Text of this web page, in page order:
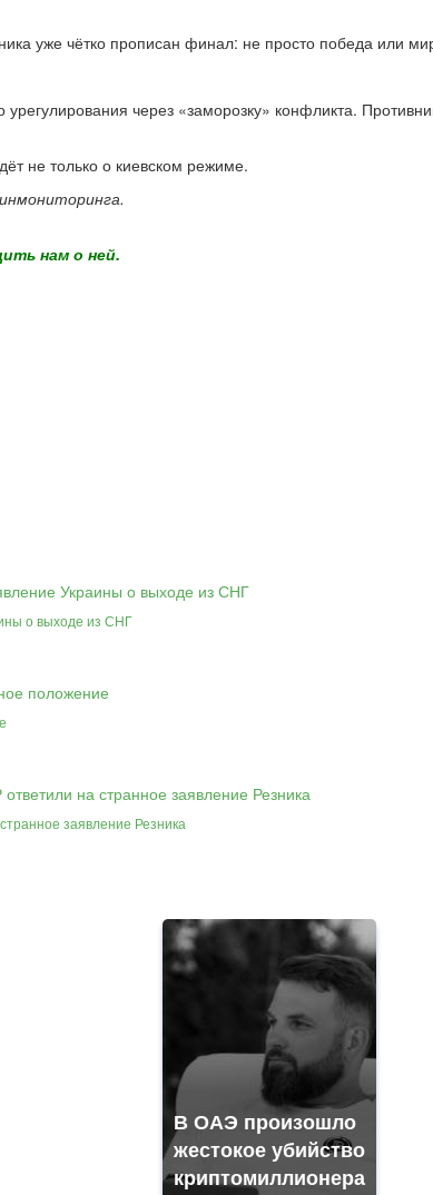
уже чётко прописан финал: не просто победа или
через «заморозку» конфликта.
не только о киевском режиме.
нам о ней.
о выходе из СНГ
заявление Резника
В ОАЭ произошло
жестокое убийство
криптомиллионера